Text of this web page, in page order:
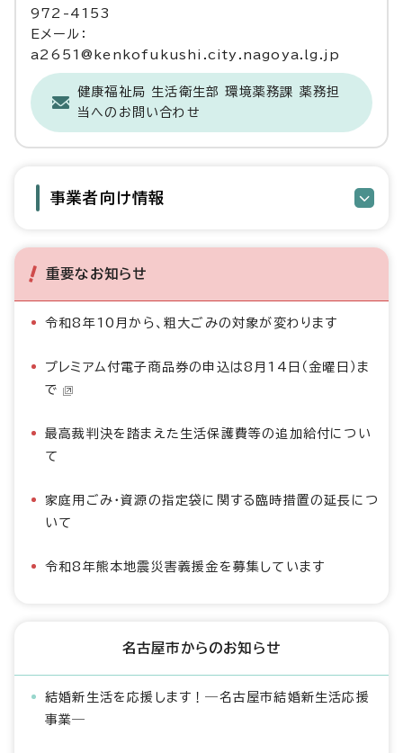
972-4153
Eメール：
a2651@kenkofukushi.city.nagoya.lg.jp
健康福祉局 生活衛生部 環境薬務課 薬務担
当へのお問い合わせ
事業者向け情報
重要なお知らせ
令和8年10月から、粗大ごみの対象が変わります
プレミアム付電子商品券の申込は8月14日（金曜日）ま
で
最高裁判決を踏まえた生活保護費等の追加給付につい
て
家庭用ごみ・資源の指定袋に関する臨時措置の延長につ
いて
令和8年熊本地震災害義援金を募集しています
名古屋市からのお知らせ
結婚新生活を応援します！―名古屋市結婚新生活応援
事業―